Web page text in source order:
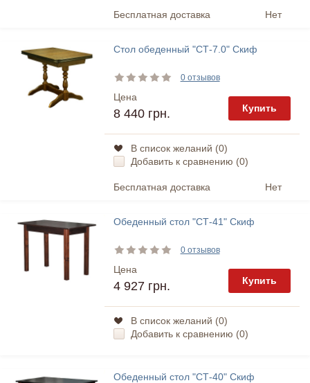
Бесплатная доставка Нет
Стол обеденный "СТ-7.0" Скиф
0 отзывов
Цена
8 440 грн. Купить
В список желаний (0)
Добавить к сравнению (0)
Бесплатная доставка Нет
Обеденный стол "СТ-41" Скиф
0 отзывов
Цена
4 927 грн. Купить
В список желаний (0)
Добавить к сравнению (0)
Обеденный стол "СТ-40" Скиф